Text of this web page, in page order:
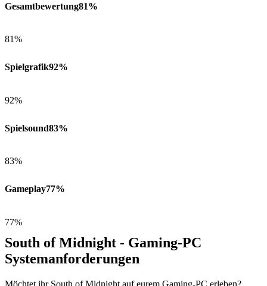
Gesamtbewertung81%
81%
Spielgrafik92%
92%
Spielsound83%
83%
Gameplay77%
77%
South of Midnight - Gaming-PC
Systemanforderungen
Möchtet ihr South of Midnight auf eurem Gaming-PC erleben?